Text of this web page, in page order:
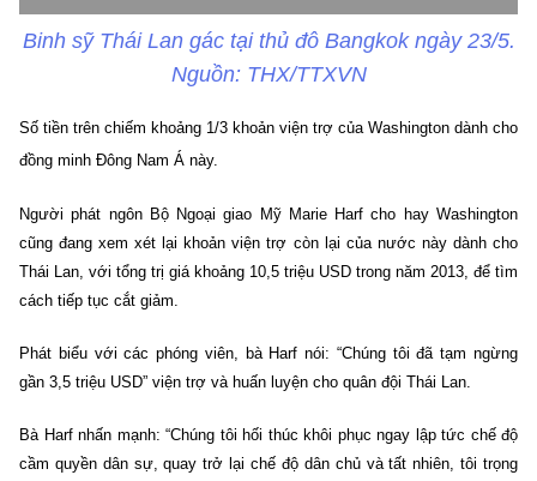
Binh sỹ Thái Lan gác tại thủ đô Bangkok ngày 23/5.
Nguồn: THX/TTXVN
Số tiền trên chiếm khoảng 1/3 khoản viện trợ của Washington dành cho
đồng minh Đông Nam Á này.
Người phát ngôn Bộ Ngoại giao Mỹ Marie Harf cho hay Washington
cũng đang xem xét lại khoản viện trợ còn lại của nước này dành cho
Thái Lan, với tổng trị giá khoảng 10,5 triệu USD trong năm 2013, để tìm
cách tiếp tục cắt giảm.
Phát biểu với các phóng viên, bà Harf nói: “Chúng tôi đã tạm ngừng
gần 3,5 triệu USD” viện trợ và huấn luyện cho quân đội Thái Lan.
Bà Harf nhấn mạnh: “Chúng tôi hối thúc khôi phục ngay lập tức chế độ
cầm quyền dân sự, quay trở lại chế độ dân chủ và tất nhiên, tôi trọng